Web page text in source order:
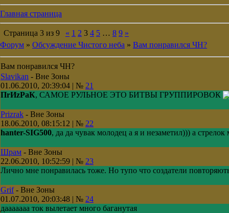
Главная страница
Страница 3 из 9 « 1 2 3 4 5 … 8 9 »
Форум » Обсуждение Чистого неба » Вам понравился ЧН?
Вам понравился ЧН?
Slavikan - Вне Зоны
01.06.2010, 20:39:04 | № 21
ПrИzРaК, САМОЕ РУЛЬНОЕ ЭТО БИТВЫ ГРУППИРОВОК
Prizrak - Вне Зоны
18.06.2010, 08:15:12 | № 22
hanter-SIG500, да да чувак молодец а я и незаметил))) а
Шрам - Вне Зоны
22.06.2010, 10:52:59 | № 23
Лично мне понравилась тоже. Но тупо что создатели
Grif- Вне Зоны
01.07.2010, 20:03:48 | № 24
дааааааа ток вылетает много баганутая